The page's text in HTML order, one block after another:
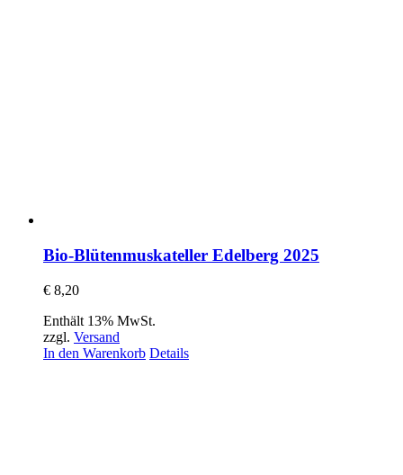
Bio-Blütenmuskateller Edelberg 2025
€ 8,20
Enthält 13% MwSt.
zzgl. Versand
In den Warenkorb Details